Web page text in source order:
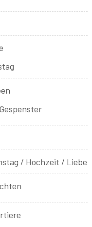
Gespenster
/ Hochzeit / Liebe